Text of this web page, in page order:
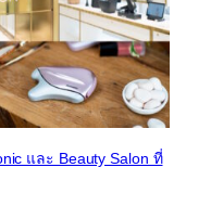
และ Beauty Salon ที่